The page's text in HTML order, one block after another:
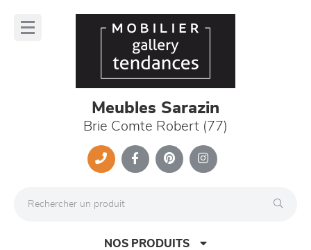
Meubles Sarazin
Brie Comte Robert (77)
NOS PRODUITS